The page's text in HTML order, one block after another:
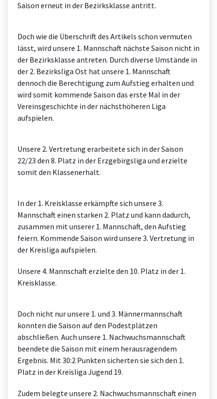
Saison erneut in der Bezirksklasse antritt.
Doch wie die Überschrift des Artikels schon vermuten
lässt, wird unsere 1. Mannschaft nächste Saison nicht in
der Bezirksklasse antreten. Durch diverse Umstände in
der 2. Bezirksliga Ost hat unsere 1. Mannschaft
dennoch die Berechtigung zum Aufstieg erhalten und
wird somit kommende Saison das erste Mal in der
Vereinsgeschichte in der nächsthöheren Liga
aufspielen.
Unsere 2. Vertretung erarbeitete sich in der Saison
22/23 den 8. Platz in der Erzgebirgsliga und erzielte
somit den Klassenerhalt.
In der 1. Kreisklasse erkämpfte sich unsere 3.
Mannschaft einen starken 2. Platz und kann dadurch,
zusammen mit unserer 1. Mannschaft, den Aufstieg
feiern. Kommende Saison wird unsere 3. Vertretung in
der Kreisliga aufspielen.
Unsere 4. Mannschaft erzielte den 10. Platz in der 1.
Kreisklasse.
Doch nicht nur unsere 1. und 3. Männermannschaft
konnten die Saison auf den Podestplätzen
abschließen. Auch unsere 1. Nachwuchsmannschaft
beendete die Saison mit einem herausragendem
Ergebnis. Mit 30:2 Punkten sicherten sie sich den 1.
Platz in der Kreisliga Jugend 19.
Zudem belegte unsere 2. Nachwuchsmannschaft einen